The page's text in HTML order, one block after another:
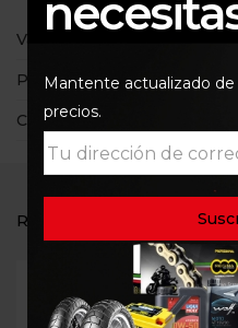
Valoraciones (0)
Políticas de la tienda
Consultas
RELATED PRODUCTS
Mantente actualizado
precios.